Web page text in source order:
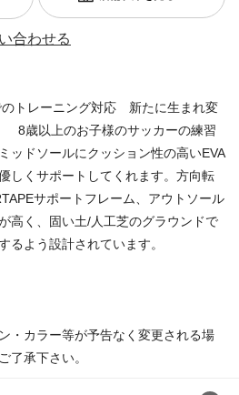
合わせる
のトレーニング対応 新たに生まれ変
歳以上のお子様のサッカーの練習
ッドソールにクッション性の高いEVA
しくサポートしてくれます。方向転
サポートフレーム、アウトソール
高く、固い土/人工芝のグラウンドで
るよう設計されています。
・カラー等が予告なく変更される場
了承下さい。